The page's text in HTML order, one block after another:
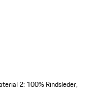
2: 100% Rindsleder,